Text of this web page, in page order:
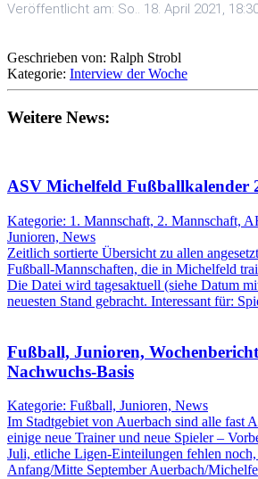
Veröffentlicht am: So.. 18. April 2021,
Geschrieben von: Ralph Strobl
Kategorie: Interview der Woche
Weitere News:
ASV Michelfeld Fußballkalender
Kategorie: 1. Mannschaft, 2. Mannschaft,
Junioren, News
Zeitlich sortierte Übersicht zu allen
Fußball-Mannschaften, die in Michelfeld
Die Datei wird tagesaktuell (siehe Datum
neuesten Stand gebracht. Interessant für:
Fußball, Junioren,
Nachwuchs-Basis
Kategorie: Fußball, Junioren, News
Im Stadtgebiet von Auerbach sind alle fast
einige neue Trainer und neue Spieler –
Juli, etliche Ligen-Einteilungen fehlen noch,
Anfang/Mitte September Auerbach/